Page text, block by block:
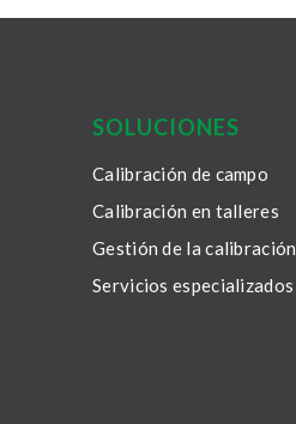
SOLUCIONES
Calibración de campo
Calibración en talleres
Gestión de la calibración
Servicios especializados